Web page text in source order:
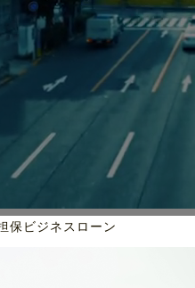
保ビジネスローン